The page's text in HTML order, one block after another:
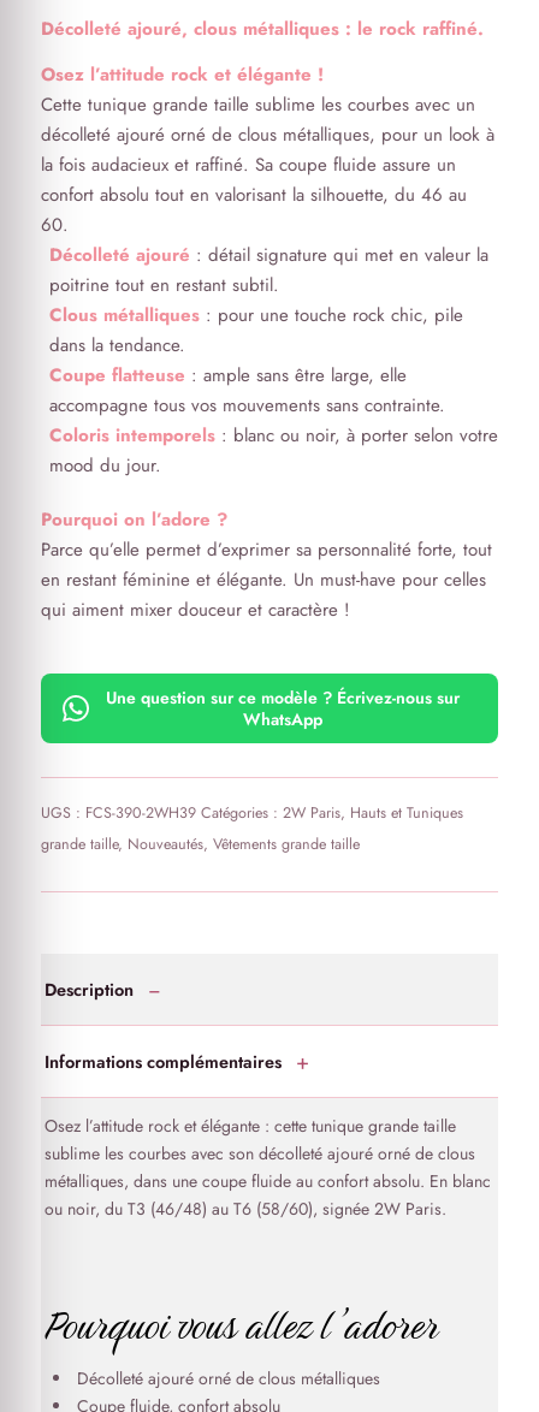
Décolleté ajouré, clous métalliques : le rock raffiné.
Osez l’attitude rock et élégante !
Cette tunique grande taille sublime les courbes avec un
décolleté ajouré orné de clous métalliques, pour un look à
la fois audacieux et raffiné. Sa coupe fluide assure un
confort absolu tout en valorisant la silhouette, du 46 au
60.
Décolleté ajouré : détail signature qui met en valeur la
poitrine tout en restant subtil.
Clous métalliques: pour une touche rock chic, pile
dans la tendance.
Coupe flatteuse : ample sans être large, elle
accompagne tous vos mouvements sans contrainte.
Coloris intemporels: blanc ou noir, à porter selon votre
mood du jour.
Pourquoi on l’adore ?
Parce qu’elle permet d’exprimer sa personnalité forte, tout
en restant féminine et élégante. Un must-have pour celles
qui aiment mixer douceur et caractère !
Une question sur ce modèle ? Écrivez-nous sur
WhatsApp
UGS : FCS-390-2WH39 Catégories : 2W Paris, Hauts et Tuniques
grande taille, Nouveautés, Vêtements grande taille
Description
Informations complémentaires
Osez l’attitude rock et élégante : cette tunique grande taille
sublime les courbes avec son décolleté ajouré orné de clous
métalliques, dans une coupe fluide au confort absolu. En blanc
ou noir, du T3 (46/48) au T6 (58/60), signée 2W Paris.
Pourquoi vous allez l’adorer
Décolleté ajouré orné de clous métalliques
Coupe fluide, confort absolu